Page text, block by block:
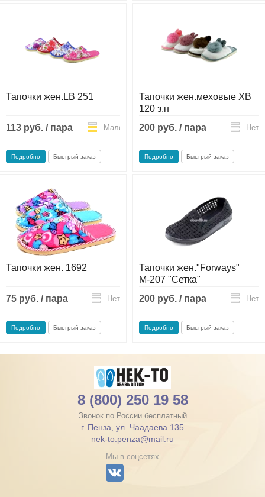
Тапочки жен.LB 251
113 руб. / пара Мало
Подробно Быстрый заказ
Тапочки жен.меховые ХВ
120 з.н
200 руб. / пара
Нет
Подробно Быстрый заказ
Тапочки жен. 1692
75 руб. / пара Нет
Подробно Быстрый заказ
Тапочки жен."Forways"
М-207 "Сетка"
200 руб. / пара
Нет
Подробно Быстрый заказ
8 (800) 250 19 58
Звонок по России бесплатный
г. Пенза, ул. Чаадаева 135
nek-to.penza@mail.ru
Мы в соцсетях